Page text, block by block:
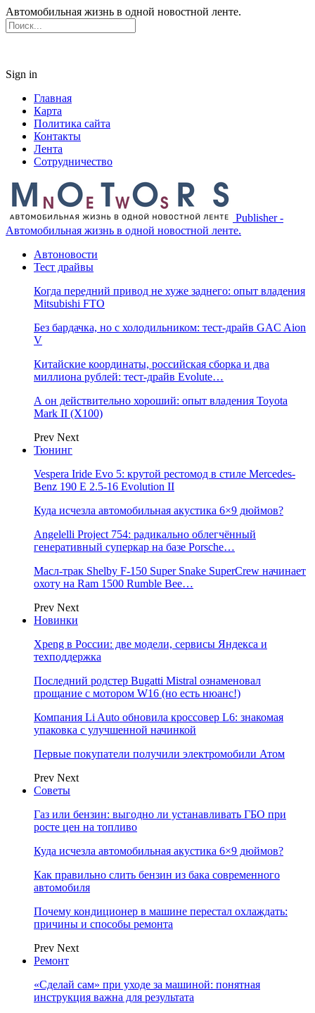
Автомобильная жизнь в одной новостной ленте.
Sign in
Главная
Карта
Политика сайта
Контакты
Лента
Сотрудничество
Publisher -
Автомобильная жизнь в одной новостной ленте.
Автоновости
Тест драйвы
Когда передний привод не хуже заднего: опыт владения
Mitsubishi FTO
Без бардачка, но с холодильником: тест-драйв GAC Aion
V
Китайские координаты, российская сборка и два
миллиона рублей: тест-драйв Evolute…
А он действительно хороший: опыт владения Toyota
Mark II (Х100)
Prev Next
Тюнинг
Vespera Iride Evo 5: крутой рестомод в стиле Mercedes-
Benz 190 E 2.5-16 Evolution II
Куда исчезла автомобильная акустика 6×9 дюймов?
Angelelli Project 754: радикально облегчённый
генеративный суперкар на базе Porsche…
Масл-трак Shelby F-150 Super Snake SuperCrew начинает
охоту на Ram 1500 Rumble Bee…
Prev Next
Новинки
Xpeng в России: две модели, сервисы Яндекса и
техподдержка
Последний родстер Bugatti Mistral ознаменовал
прощание с мотором W16 (но есть нюанс!)
Компания Li Auto обновила кроссовер L6: знакомая
упаковка с улучшенной начинкой
Первые покупатели получили электромобили Атом
Prev Next
Советы
Газ или бензин: выгодно ли устанавливать ГБО при
росте цен на топливо
Куда исчезла автомобильная акустика 6×9 дюймов?
Как правильно слить бензин из бака современного
автомобиля
Почему кондиционер в машине перестал охлаждать:
причины и способы ремонта
Prev Next
Ремонт
«Сделай сам» при уходе за машиной: понятная
инструкция важна для результата